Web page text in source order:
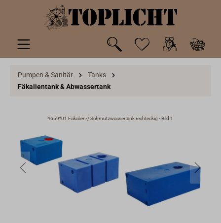
springen
Pumpen & Sanitär
Tanks
Fäkalientank & Abwassertank
4659*01 Fäkalien-/ Schmutzwassertank rechteckig - Bild 1